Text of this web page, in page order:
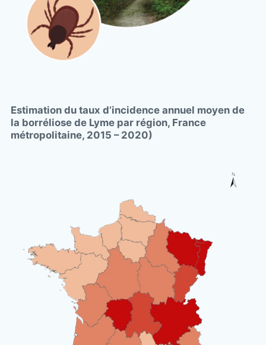
Estimation du taux d’incidence annuel moyen de
la borréliose de Lyme par région, France
métropolitaine, 2015 – 2020)